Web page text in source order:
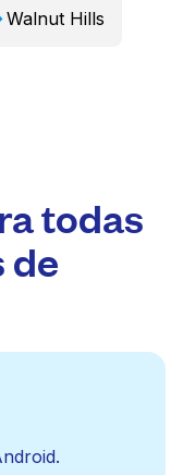
Walnut Hills
todas
de